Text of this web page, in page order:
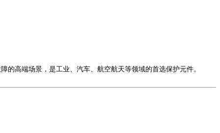
的高端场景，是工业、汽车、航空航天等领域的首选保护元件。